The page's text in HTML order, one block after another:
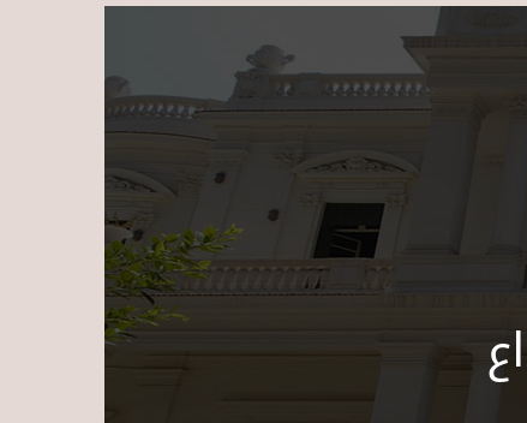
Skip to main content